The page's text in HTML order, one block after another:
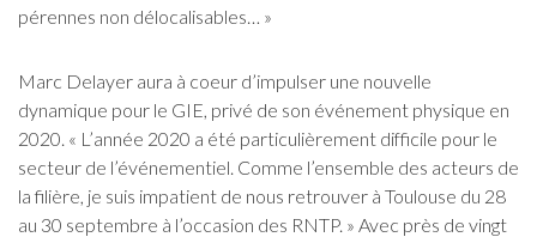
pérennes non délocalisables… »
Marc Delayer aura à coeur d’impulser une nouvelle
dynamique pour le GIE, privé de son événement physique en
2020. « L’année 2020 a été particulièrement difficile pour le
secteur de l’événementiel. Comme l’ensemble des acteurs de
la filière, je suis impatient de nous retrouver à Toulouse du 28
au 30 septembre à l’occasion des RNTP. » Avec près de vingt